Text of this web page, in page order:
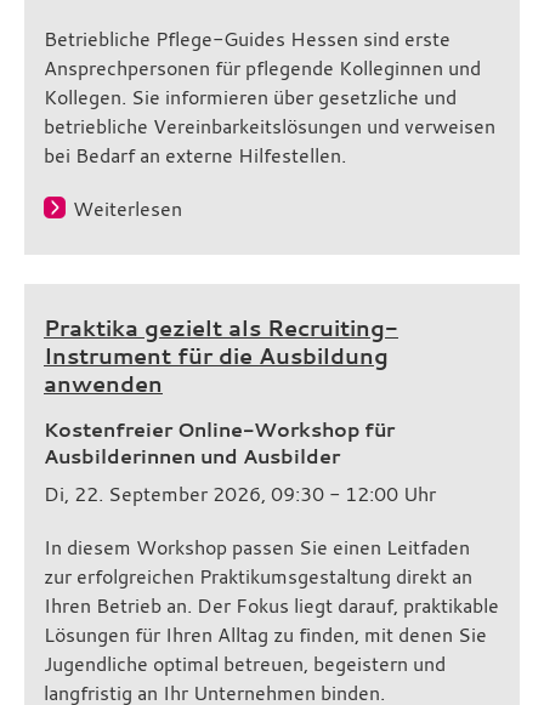
Betriebliche Pflege-Guides Hessen sind erste
Ansprechpersonen für pflegende Kolleginnen und
Kollegen. Sie informieren über gesetzliche und
betriebliche Vereinbarkeitslösungen und verweisen
bei Bedarf an externe Hilfestellen.
Weiterlesen
Praktika gezielt als Recruiting-
Instrument für die Ausbildung
anwenden
Kostenfreier Online-Workshop für
Ausbilderinnen und Ausbilder
Di, 22. September 2026, 09:30 - 12:00 Uhr
In diesem Workshop passen Sie einen Leitfaden
zur erfolgreichen Praktikumsgestaltung direkt an
Ihren Betrieb an. Der Fokus liegt darauf, praktikable
Lösungen für Ihren Alltag zu finden, mit denen Sie
Jugendliche optimal betreuen, begeistern und
langfristig an Ihr Unternehmen binden.